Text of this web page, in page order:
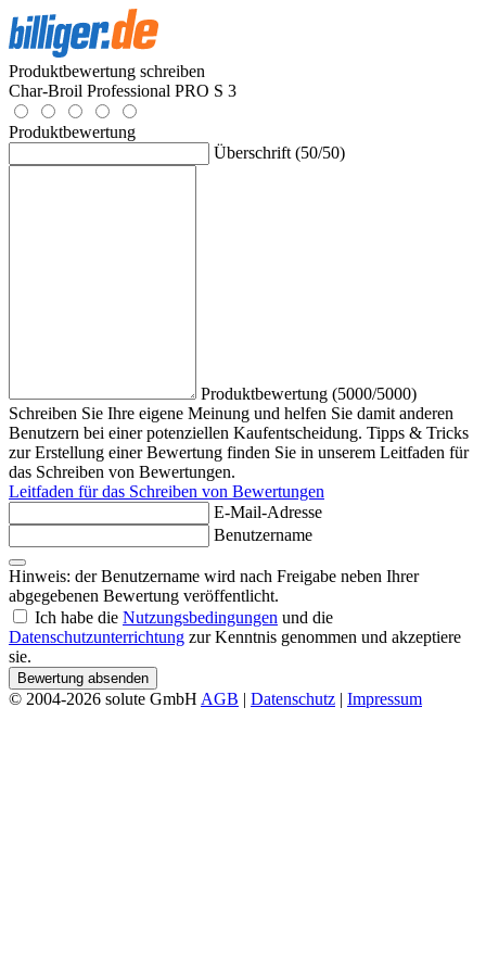
Produktbewertung schreiben
Char-Broil Professional PRO S 3
Produktbewertung
Überschrift (50/50)
Produktbewertung (5000/5000)
Schreiben Sie Ihre eigene Meinung und helfen Sie damit anderen
Benutzern bei einer potenziellen Kaufentscheidung. Tipps & Tricks
zur Erstellung einer Bewertung finden Sie in unserem Leitfaden für
das Schreiben von Bewertungen.
Leitfaden für das Schreiben von Bewertungen
E-Mail-Adresse
Benutzername
Hinweis: der Benutzername wird nach Freigabe neben Ihrer
abgegebenen Bewertung veröffentlicht.
Ich habe die Nutzungsbedingungen und die
Datenschutzunterrichtung zur Kenntnis genommen und akzeptiere
sie.
Bewertung absenden
© 2004-2026 solute GmbH AGB | Datenschutz | Impressum